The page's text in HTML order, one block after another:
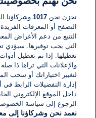
لا توجد تعليقات
اكتب تعليقًا
نخزن نحن1017 وشركاؤنا
التصفح أو المعرفات
التتبع من دعم الأغراض
التي يجب توفيرها.
تعطيلها. إذا تم تعطيل
والإعلانات التي تراها ذا
لتغيير اختياراتك أو سحب
إدارة التفضيلات الرابط
داخل الموقع الإلكتروني
الرجوع إلى سياسة
نعمد نحن وشركاؤنا إلى